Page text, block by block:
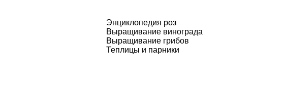
Энциклопедия роз
Выращивание винограда
Выращивание грибов
Теплицы и парники